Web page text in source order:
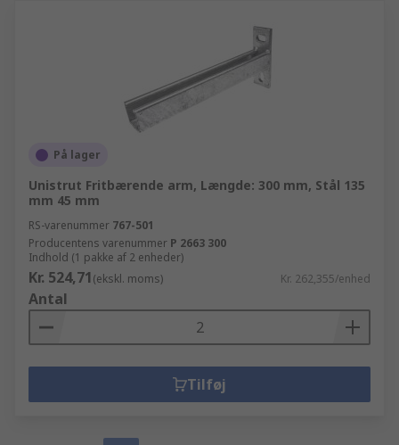
På lager
Unistrut Fritbærende arm, Længde: 300 mm, Stål 135
mm 45 mm
RS-varenummer 767-501
Producentens varenummer P 2663 300
Indhold (1 pakke af 2 enheder)
Kr. 524,71(ekskl. moms) Kr. 262,355/enhed
Antal
Tilføj